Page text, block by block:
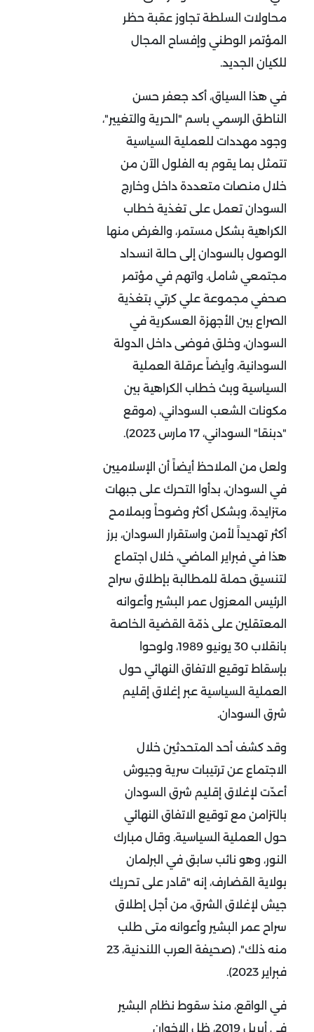
محاولات السلطة تجاوز عقبة حظر
المؤتمر الوطني وإفساح المجال
للكيان الجديد.
في هذا السياق، أكد جعفر حسن
الناطق الرسمي باسم "الحرية والتغيير"،
وجود مهددات للعملية السياسية
تتمثل بما يقوم به الفلول الآن من
خلال منصات متعددة داخل وخارج
السودان تعمل على تغذية خطاب
الكراهية بشكل مستمر، والغرض منها
الوصول بالسودان إلى حالة انسداد
مجتمعي شامل. واتهم في مؤتمر
صحفي مجموعة علي كرتي بتغذية
الصراع بين الأجهزة العسكرية في
السودان، وخلق فوضى داخل الدولة
السودانية، وأيضاً عرقلة العملية
السياسية وبث خطاب الكراهية بين
مكونات الشعب السوداني، (موقع
"دبنقا" السوداني، 17 مارس 2023).
ولعل من الملاحظ أيضاً أن الإسلاميين
في السودان، بدأوا التحرك على جبهات
متزايدة، وبشكل أكثر وضوحاً وبملامح
أكثر تهديداً لأمن واستقرار السودان، برز
هذا في فبراير الماضي، خلال اجتماع
لتنسيق حملة للمطالبة بإطلاق سراح
الرئيس المعزول عمر البشير وأعوانه
المعتقلين على ذمّة القضية الخاصة
بانقلاب 30 يونيو 1989، ولوحوا
بإسقاط توقيع الاتفاق النهائي حول
العملية السياسية عبر إغلاق إقليم
شرق السودان.
وقد كشف أحد المتحدثين خلال
الاجتماع عن ترتيبات سرية وجيوش
أعدّت لإغلاق إقليم شرق السودان
بالتزامن مع توقيع الاتفاق النهائي
حول العملية السياسية. وقال مبارك
النور، وهو نائب سابق في البرلمان
بولاية القضارف، إنه "قادر على تحريك
جيش لإغلاق الشرق، من أجل إطلاق
سراح عمر البشير وأعوانه متى طلب
منه ذلك"، (صحيفة العرب اللندنية، 23
فبراير 2023).
في الواقع، منذ سقوط نظام البشير
في أبريل 2019، ظل الإخوان